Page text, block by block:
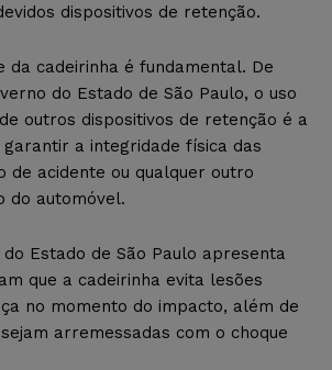
dispositivos de retenção.
da cadeirinha é fundamental. De
do Estado de São Paulo, o uso
outros dispositivos de retenção é a
garantir a integridade física das
de acidente ou qualquer outro
do automóvel.
Estado de São Paulo apresenta
que a cadeirinha evita lesões
no momento do impacto, além de
arremessadas com o choque